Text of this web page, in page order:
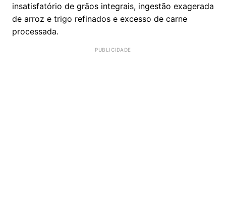
insatisfatório de grãos integrais, ingestão exagerada
de arroz e trigo refinados e excesso de carne
processada.